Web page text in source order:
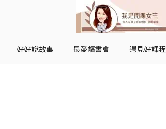
開課女王 李秋玉
拿起麥克風，影響全世界
好好說故事 最愛讀書會 遇見好課程